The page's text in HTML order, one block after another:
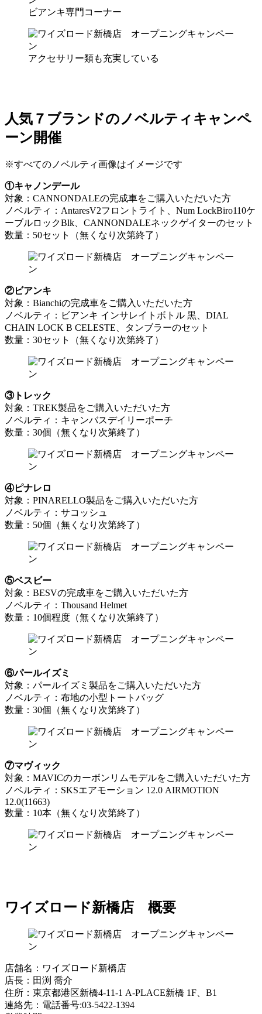
ビアンキ専門コーナー
アクセサリー類も充実している
人気７ブランドのノベルティキャンペ
ーン開催
※すべてのノベルティ画像はイメージです
①キャノンデール
対象：CANNONDALEの完成車をご購入いただいた方
ノベルティ：AntaresV2フロントライト、Num LockBiro110ケ
ーブルロックBlk、CANNONDALEネックゲイターのセット
数量：50セット（無くなり次第終了）
②ビアンキ
対象：Bianchiの完成車をご購入いただいた方
ノベルティ：ビアンキ インサレイトボトル 黒、DIAL
CHAIN LOCK B CELESTE、タンブラーのセット
数量：30セット（無くなり次第終了）
③トレック
対象：TREK製品をご購入いただいた方
ノベルティ：キャンバスデイリーポーチ
数量：30個（無くなり次第終了）
④ピナレロ
対象：PINARELLO製品をご購入いただいた方
ノベルティ：サコッシュ
数量：50個（無くなり次第終了）
⑤ベスビー
対象：BESVの完成車をご購入いただいた方
ノベルティ：Thousand Helmet
数量：10個程度（無くなり次第終了）
⑥パールイズミ
対象：パールイズミ製品をご購入いただいた方
ノベルティ：布地の小型トートバッグ
数量：30個（無くなり次第終了）
⑦マヴィック
対象：MAVICのカーボンリムモデルをご購入いただいた方
ノベルティ：SKSエアモーション 12.0 AIRMOTION
12.0(11663)
数量：10本（無くなり次第終了）
ワイズロード新橋店 概要
店舗名：ワイズロード新橋店
店長：田渕 喬介
住所：東京都港区新橋4-11-1 A-PLACE新橋 1F、B1
連絡先：電話番号:03-5422-1394